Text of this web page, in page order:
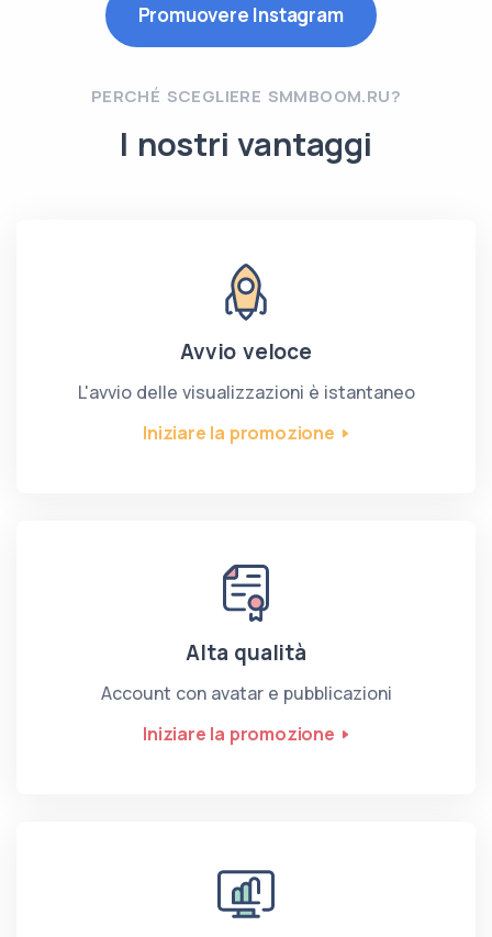
Promuovere Instagram
PERCHÉ SCEGLIERE SMMBOOM.RU?
I nostri vantaggi
Avvio veloce
L'avvio delle visualizzazioni è istantaneo
Iniziare la promozione
Alta qualità
Account con avatar e pubblicazioni
Iniziare la promozione